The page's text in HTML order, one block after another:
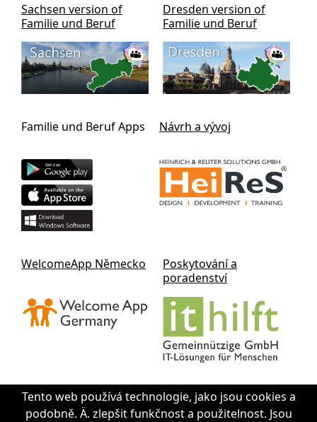
Tento web používá technologie, jako jsou cookies a
podobně. Ä. zlepšit funkčnost a použitelnost. Jsou
Sachsen version of
Familie und Beruf
Dresden version of
Familie und Beruf
Familie und Beruf Apps Návrh a vývoj
WelcomeApp Německo
Poskytování a
poradenství
Contact IThilft gGmbH